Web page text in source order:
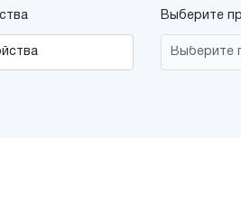
Выберите